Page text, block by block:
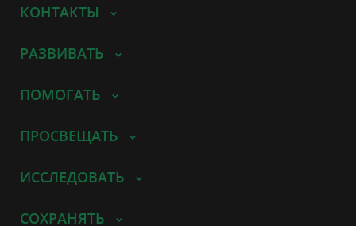
КОНТАКТЫ
РАЗВИВАТЬ
ПОМОГАТЬ
ПРОСВЕЩАТЬ
ИССЛЕДОВАТЬ
СОХРАНЯТЬ